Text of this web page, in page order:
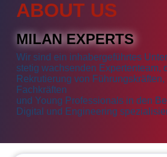
ABOUT US
MILAN EXPERTS
Wir sind ein inhabergeführtes
stetig wachsenden Expertenteam,
Rekrutierung von
Fachkräften
und Young Professionals in den
Digital und Engineering